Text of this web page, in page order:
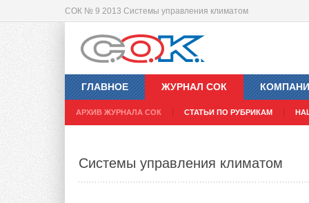
СОК № 9 2013 Системы управления климатом
ГЛАВНОЕ ЖУРНАЛ СОК
АРХИВ ЖУРНАЛА СОК СТАТЬИ ПО РУБРИКАМ
Системы управления климатом
Комфортный микроклимат с
Опубликовано в журнале СОК №9 | 2013
Тэги: Хогарт, ООО Walter Meier Увлажнители,